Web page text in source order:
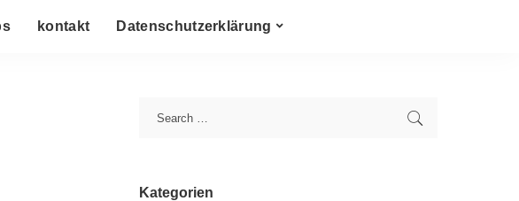
kontakt Datenschutzerklärung
Kategorien